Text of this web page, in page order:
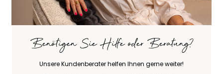
Benötigen Sie Hilfe oder Beratung?
Unsere Kundenberater helfen Ihnen gerne weiter!